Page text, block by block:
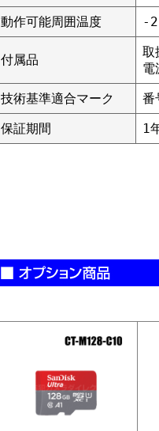
動作可能周囲温度
-
付属品
取
電
技術基準適合マーク
番
保証期間
1